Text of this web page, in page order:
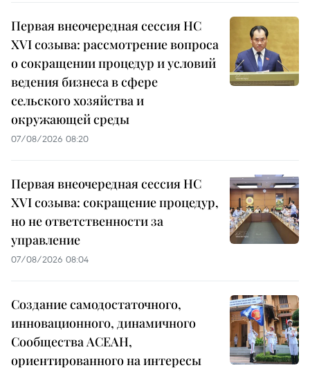
Первая внеочередная сессия НС
XVI созыва: рассмотрение вопроса
о сокращении процедур и условий
ведения бизнеса в сфере
сельского хозяйства и
окружающей среды
07/08/2026 08:20
Первая внеочередная сессия НС
XVI созыва: сокращение процедур,
но не ответственности за
управление
07/08/2026 08:04
Создание самодостаточного,
инновационного, динамичного
Сообщества АСЕАН,
ориентированного на интересы